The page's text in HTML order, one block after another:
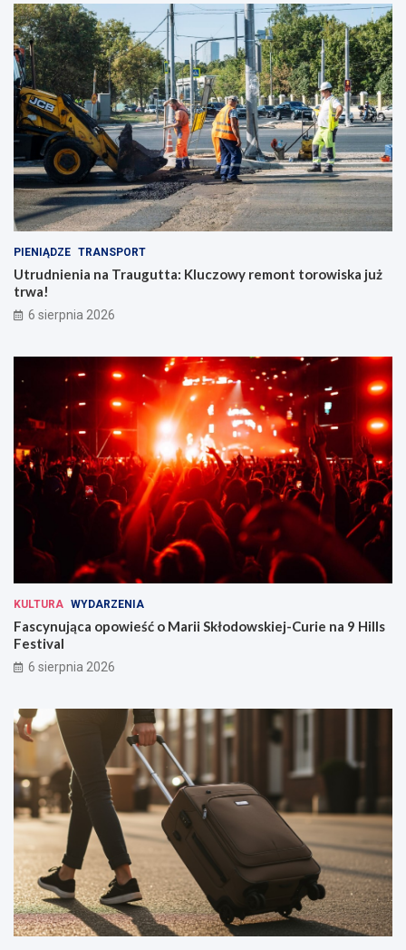
PIENIĄDZE TRANSPORT
Utrudnienia na Traugutta: Kluczowy remont torowiska już
trwa!
6 sierpnia 2026
KULTURA WYDARZENIA
Fascynująca opowieść o Marii Skłodowskiej-Curie na 9 Hills
Festival
6 sierpnia 2026